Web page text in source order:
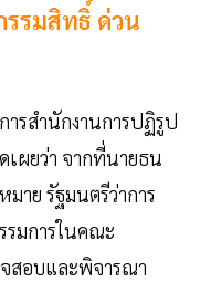
รมสิทธิ์ ด่วน
รสำนักงานการปฏิรูป
ผยว่า จากที่นายธน
ย รัฐมนตรีว่าการ
รมการในคณะ
จสอบและพิจารณา